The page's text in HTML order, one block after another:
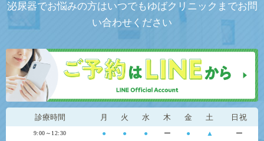
泌尿器でお悩みの方はいつでもゆばクリニックまでお問
い合わせください
診療時間 月 火 水 木 金 土 日祝
9:00～12:30 ● ● ● ー ● ▲ ー